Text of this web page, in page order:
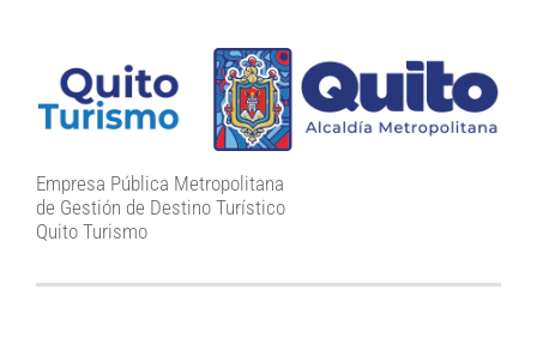
Empresa Pública Metropolitana
de Gestión de Destino Turístico
Quito Turismo